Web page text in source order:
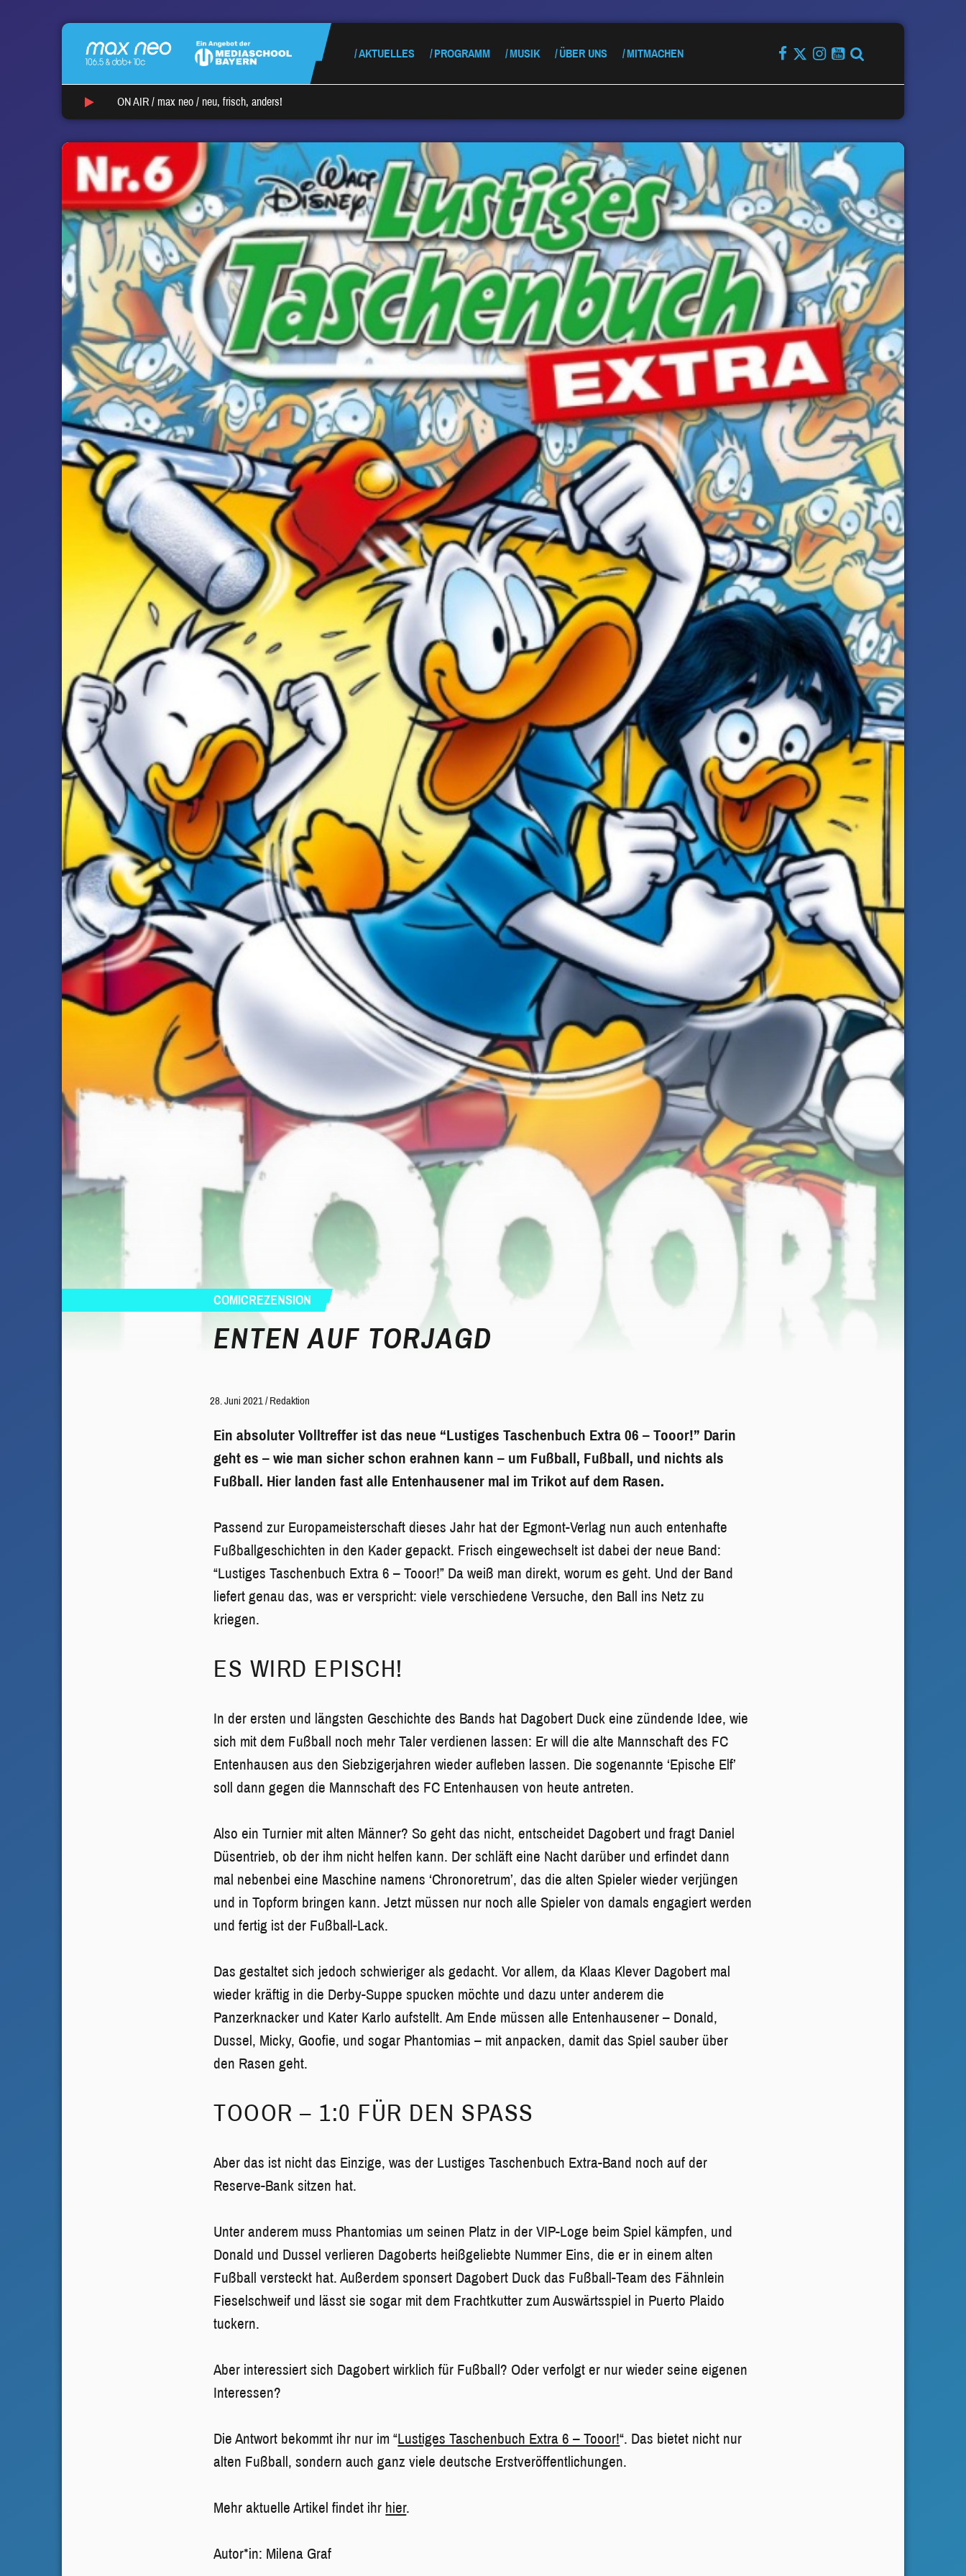
AKTUELLES PROGRAMM MUSIK ÜBER UNS MITMACHEN
ON AIR / max neo / neu, frisch, anders!
COMICREZENSION
ENTEN AUF TORJAGD
28. Juni 2021 /Redaktion
Ein absoluter Volltreffer ist das neue “Lustiges Taschenbuch Extra 06 – Tooor!” Darin
geht es – wie man sicher schon erahnen kann – um Fußball, Fußball, und nichts als
Fußball. Hier landen fast alle Entenhausener mal im Trikot auf dem Rasen.
Passend zur Europameisterschaft dieses Jahr hat der Egmont-Verlag nun auch entenhafte
Fußballgeschichten in den Kader gepackt. Frisch eingewechselt ist dabei der neue Band:
“Lustiges Taschenbuch Extra 6 – Tooor!” Da weiß man direkt, worum es geht. Und der Band
liefert genau das, was er verspricht: viele verschiedene Versuche, den Ball ins Netz zu
kriegen.
ES WIRD EPISCH!
In der ersten und längsten Geschichte des Bands hat Dagobert Duck eine zündende Idee, wie
sich mit dem Fußball noch mehr Taler verdienen lassen: Er will die alte Mannschaft des FC
Entenhausen aus den Siebzigerjahren wieder aufleben lassen. Die sogenannte ‘Epische Elf’
soll dann gegen die Mannschaft des FC Entenhausen von heute antreten.
Also ein Turnier mit alten Männer? So geht das nicht, entscheidet Dagobert und fragt Daniel
Düsentrieb, ob der ihm nicht helfen kann. Der schläft eine Nacht darüber und erfindet dann
mal nebenbei eine Maschine namens ‘Chronoretrum’, das die alten Spieler wieder verjüngen
und in Topform bringen kann. Jetzt müssen nur noch alle Spieler von damals engagiert werden
und fertig ist der Fußball-Lack.
Das gestaltet sich jedoch schwieriger als gedacht. Vor allem, da Klaas Klever Dagobert mal
wieder kräftig in die Derby-Suppe spucken möchte und dazu unter anderem die
Panzerknacker und Kater Karlo aufstellt. Am Ende müssen alle Entenhausener – Donald,
Dussel, Micky, Goofie, und sogar Phantomias – mit anpacken, damit das Spiel sauber über
den Rasen geht.
TOOOR – 1:0 FÜR DEN SPASS
Aber das ist nicht das Einzige, was der Lustiges Taschenbuch Extra-Band noch auf der
Reserve-Bank sitzen hat.
Unter anderem muss Phantomias um seinen Platz in der VIP-Loge beim Spiel kämpfen, und
Donald und Dussel verlieren Dagoberts heißgeliebte Nummer Eins, die er in einem alten
Fußball versteckt hat. Außerdem sponsert Dagobert Duck das Fußball-Team des Fähnlein
Fieselschweif und lässt sie sogar mit dem Frachtkutter zum Auswärtsspiel in Puerto Plaido
tuckern.
Aber interessiert sich Dagobert wirklich für Fußball? Oder verfolgt er nur wieder seine eigenen
Interessen?
Die Antwort bekommt ihr nur im “Lustiges Taschenbuch Extra 6 – Tooor!“. Das bietet nicht nur
alten Fußball, sondern auch ganz viele deutsche Erstveröffentlichungen.
Mehr aktuelle Artikel findet ihr hier.
Autor*in: Milena Graf